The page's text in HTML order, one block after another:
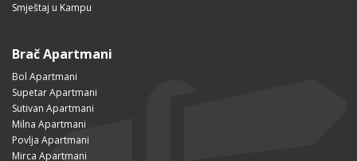
Smještaj u Kampu
Brač Apartmani
Bol Apartmani
Supetar Apartmani
Sutivan Apartmani
Milna Apartmani
Povlja Apartmani
Mirca Apartmani